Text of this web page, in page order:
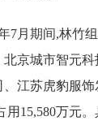
7月期间,林竹
京城市智元
江苏虎豹服
用15,580万元